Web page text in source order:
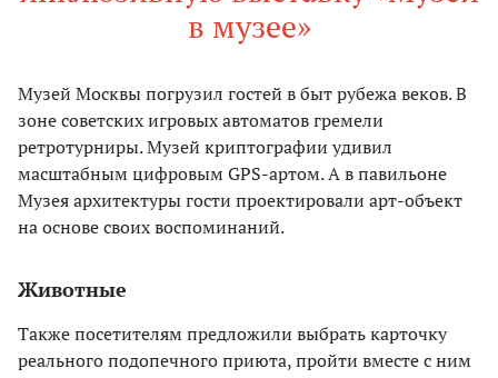
в музее»
Музей Москвы погрузил гостей в быт рубежа веков. В
зоне советских игровых автоматов гремели
ретротурниры. Музей криптографии удивил
масштабным цифровым GPS-артом. А в павильоне
Музея архитектуры гости проектировали арт-объект
на основе своих воспоминаний.
Животные
Также посетителям предложили выбрать карточку
реального подопечного приюта, пройти вместе с ним